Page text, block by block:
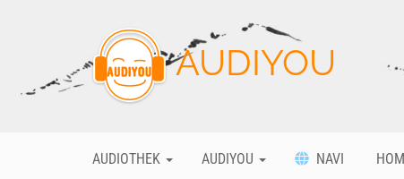
AUDIYOU
AUDIOTHEK AUDIYOU NAVI